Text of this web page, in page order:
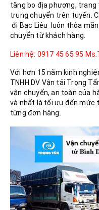
tăng bo địa phương,
trung chuyển trên tuyến.
đi Bạc Liêu luôn thỏa
chuyển từ khách hàng.
Liên hệ: 0917 45 65 95
Với hơn 15 năm kinh
TNHH DV Vận tải Trọng
vận chuyển, an toàn của
và nhất là tối ưu đến mức
từng đơn hàng.